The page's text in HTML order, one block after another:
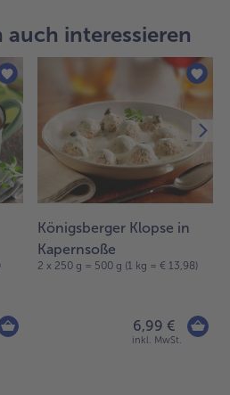
interessieren
Königsberger Klopse in
Kapernsoße
2 x 250 g = 500 g (1 kg = € 13,98)
6,99 €
inkl. MwSt.